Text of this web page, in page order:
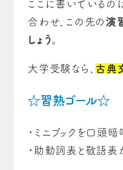
ここに書いているの
合わせ、この先の 演
しょう
大学受験なら、 古典
☆習熟ゴール☆
・ミニブックを口頭
・助動詞表と敬語表